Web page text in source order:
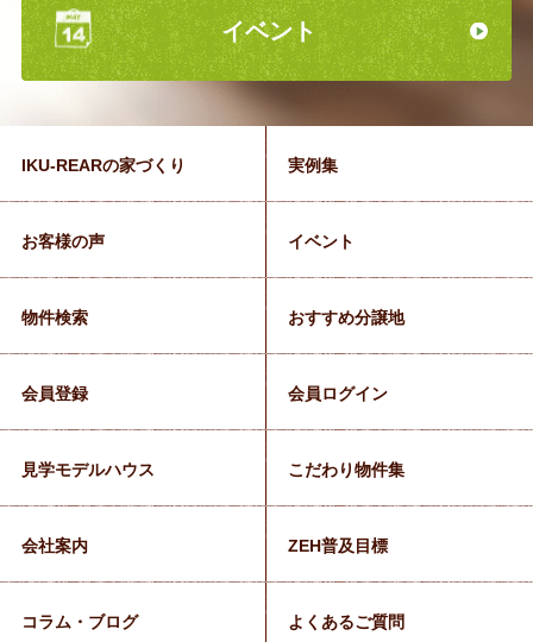
イベント
IKU-REARの家づくり 実例集
お客様の声 イベント
物件検索 おすすめ分譲地
会員登録 会員ログイン
見学モデルハウス こだわり物件集
会社案内 ZEH普及目標
コラム・ブログ よくあるご質問